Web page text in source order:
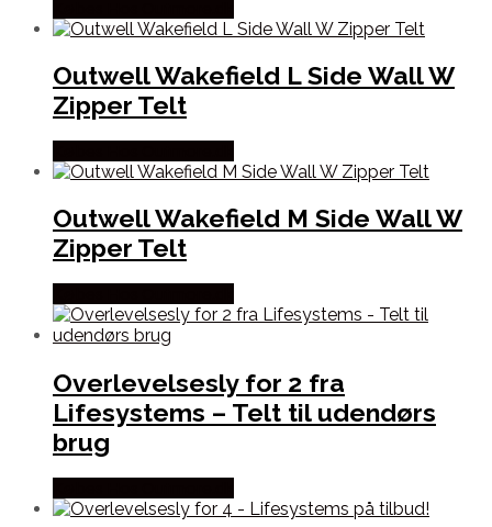
Outwell Wakefield L Side Wall W
Zipper Telt
Outwell Wakefield M Side Wall W
Zipper Telt
Overlevelsesly for 2 fra
Lifesystems – Telt til udendørs
brug